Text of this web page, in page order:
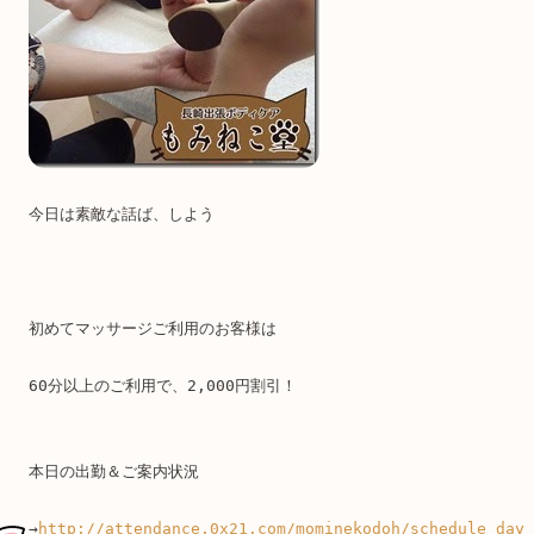
今日は素敵な話ば、しよう
初めてマッサージご利用のお客様は
60分以上のご利用で、2,000円割引！
本日の出勤＆ご案内状況
→http://attendance.0x21.com/mominekodoh/